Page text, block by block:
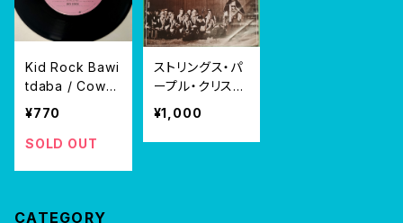
Kid Rock Bawi
tdaba / Cowb
oy 7” レコード
¥770
SOLD OUT
ストリングス・パ
ープル・クリスタ
ル 赤穂浪士 テ
ーマ音楽 EP 右
衛門七節
¥1,000
CATEGORY